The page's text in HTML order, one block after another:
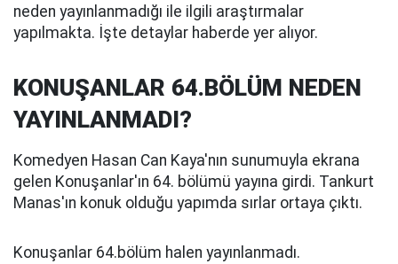
neden yayınlanmadığı ile ilgili araştırmalar
yapılmakta. İşte detaylar haberde yer alıyor.
KONUŞANLAR 64.BÖLÜM NEDEN
YAYINLANMADI?
Komedyen Hasan Can Kaya'nın sunumuyla ekrana
gelen Konuşanlar'ın 64. bölümü yayına girdi. Tankurt
Manas'ın konuk olduğu yapımda sırlar ortaya çıktı.
Konuşanlar 64.bölüm halen yayınlanmadı.